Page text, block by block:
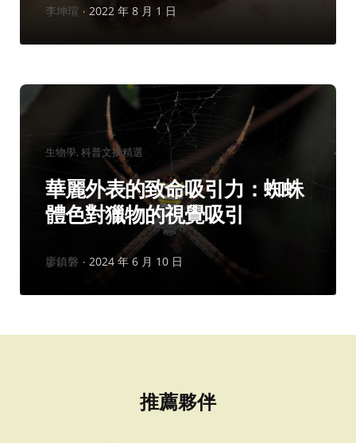
作
李坤瑄 2022 年 8 月 1 日
分
類：
生物學 科普文摘精選
華麗外表的致命吸引力：蜘蛛
體色對獵物的視覺吸引
作
廖鎮磐 2024 年 6 月 10 日
推薦夥伴